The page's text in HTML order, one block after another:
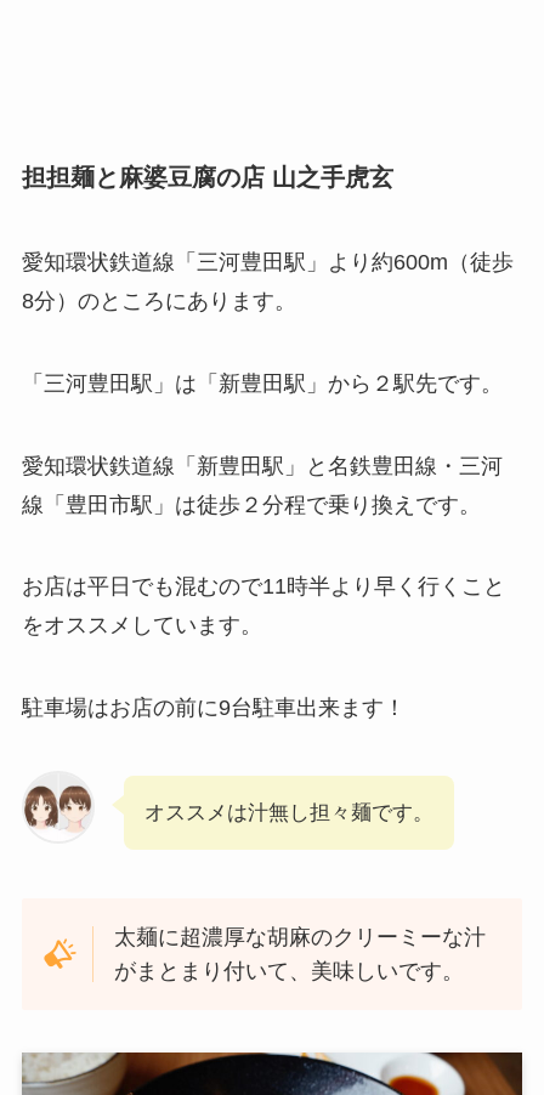
担担麺と麻婆豆腐の店 山之手虎玄
愛知環状鉄道線「三河豊田駅」より約600m（徒歩
8分）のところにあります。
「三河豊田駅」は「新豊田駅」から２駅先です。
愛知環状鉄道線「新豊田駅」と名鉄豊田線・三河
線「豊田市駅」は徒歩２分程で乗り換えです。
お店は平日でも混むので11時半より早く行くこと
をオススメしています。
駐車場はお店の前に9台駐車出来ます！
オススメは汁無し担々麺です。
太麺に超濃厚な胡麻のクリーミーな汁
がまとまり付いて、美味しいです。